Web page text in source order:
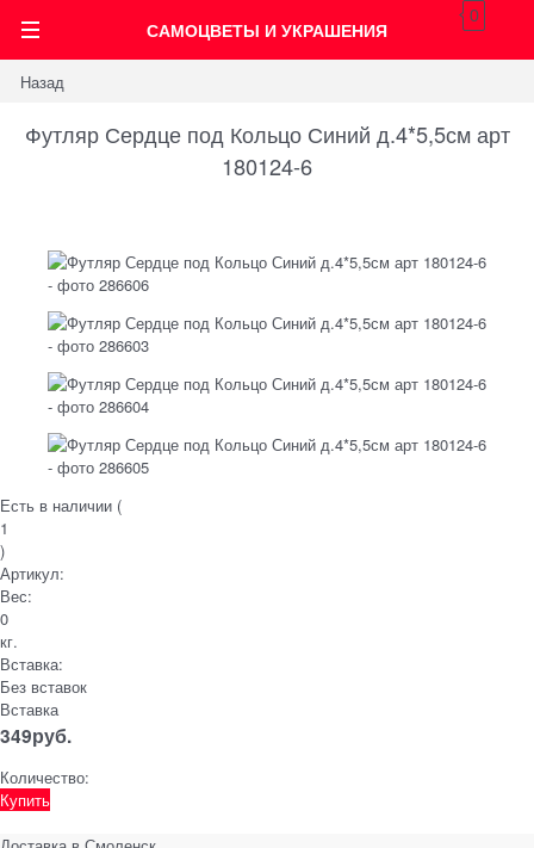
САМОЦВЕТЫ И УКРАШЕНИЯ
0
Назад
Футляр Сердце под Кольцо Синий д.4*5,5см арт
180124-6
Есть в наличии (
1
)
Артикул:
Вес:
0
кг.
Вставка:
Без вставок
Вставка
349руб.
Количество:
Купить